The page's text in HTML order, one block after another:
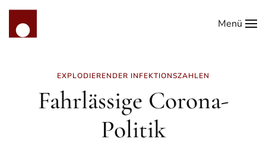
Zum Hauptinhalt springen
Menü
EXPLODIERENDER INFEKTIONSZAHLEN
Fahrlässige Corona-
Politik